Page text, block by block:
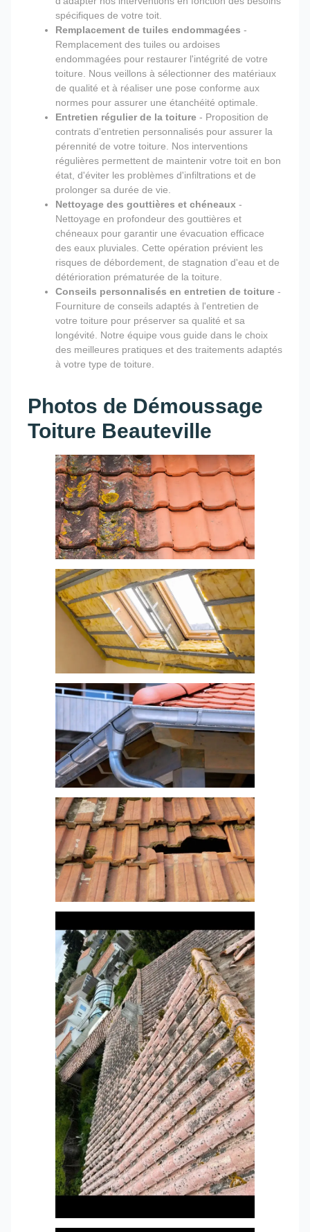
spécifiques de votre toit.
Remplacement de tuiles endommagées -
Remplacement des tuiles ou ardoises
endommagées pour restaurer l'intégrité de votre
toiture. Nous veillons à sélectionner des matériaux
de qualité et à réaliser une pose conforme aux
normes pour assurer une étanchéité optimale.
Entretien régulier de la toiture - Proposition de
contrats d'entretien personnalisés pour assurer la
pérennité de votre toiture. Nos interventions
régulières permettent de maintenir votre toit en bon
état, d'éviter les problèmes d'infiltrations et de
prolonger sa durée de vie.
Nettoyage des gouttières et chéneaux -
Nettoyage en profondeur des gouttières et
chéneaux pour garantir une évacuation efficace
des eaux pluviales. Cette opération prévient les
risques de débordement, de stagnation d'eau et de
détérioration prématurée de la toiture.
Conseils personnalisés en entretien de toiture -
Fourniture de conseils adaptés à l'entretien de
votre toiture pour préserver sa qualité et sa
longévité. Notre équipe vous guide dans le choix
des meilleures pratiques et des traitements adaptés
à votre type de toiture.
Photos de Démoussage
Toiture Beauteville